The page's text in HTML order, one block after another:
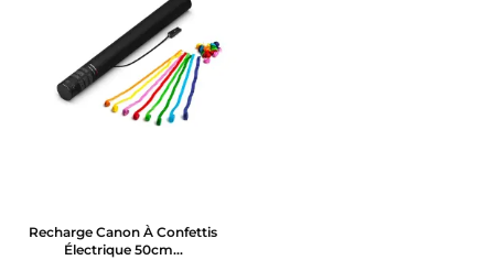
Recharge Canon À Confettis
Électrique 50cm...